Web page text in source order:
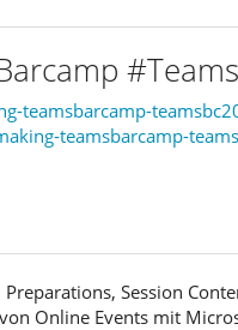
teamsbarcamp-
teamsbarcamp-
Session
Online Events mit